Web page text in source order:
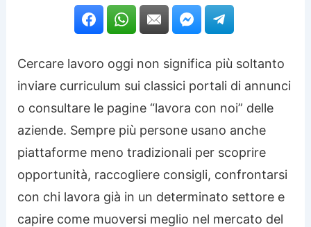
Cercare lavoro oggi non significa più soltanto
inviare curriculum sui classici portali di annunci
o consultare le pagine “lavora con noi” delle
aziende. Sempre più persone usano anche
piattaforme meno tradizionali per scoprire
opportunità, raccogliere consigli, confrontarsi
con chi lavora già in un determinato settore e
capire come muoversi meglio nel mercato del